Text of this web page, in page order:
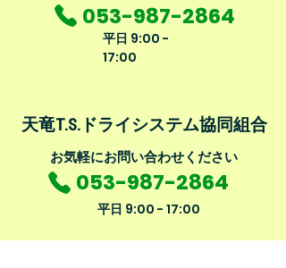
053-987-2864
平日 9:00 -
17:00
​天竜T.S.ドライシステム協同組合
053-987-2864
​お気軽にお問い合わせください
平日 9:00 - 17:00